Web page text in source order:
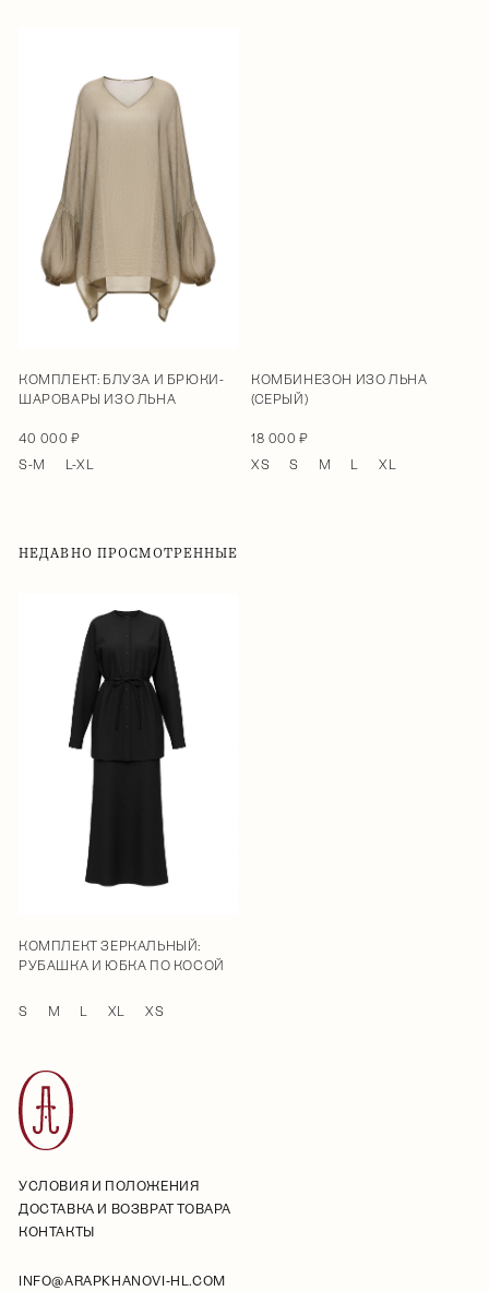
КОМПЛЕКТ: БЛУЗА И БРЮКИ-
ШАРОВАРЫ ИЗО ЛЬНА
40 000 ₽
S-M
L-XL
КОМБИНЕЗОН ИЗО ЛЬНА
(СЕРЫЙ)
18 000 ₽
XS
S M L XL
НЕДАВНО ПРОСМОТРЕННЫЕ
КОМПЛЕКТ ЗЕРКАЛЬНЫЙ:
РУБАШКА И ЮБКА ПО КОСОЙ
S M L XL XS
УСЛОВИЯ И ПОЛОЖЕНИЯ
ДОСТАВКА И ВОЗВРАТ ТОВАРА
КОНТАКТЫ
INFO@ARAPKHANOVI-HL.COM